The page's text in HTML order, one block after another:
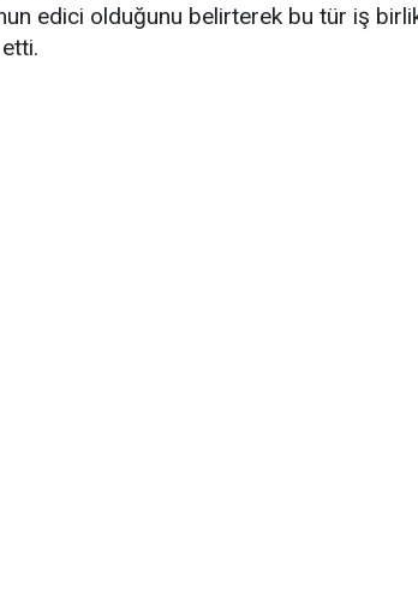
edici olduğunu belirterek bu tür iş